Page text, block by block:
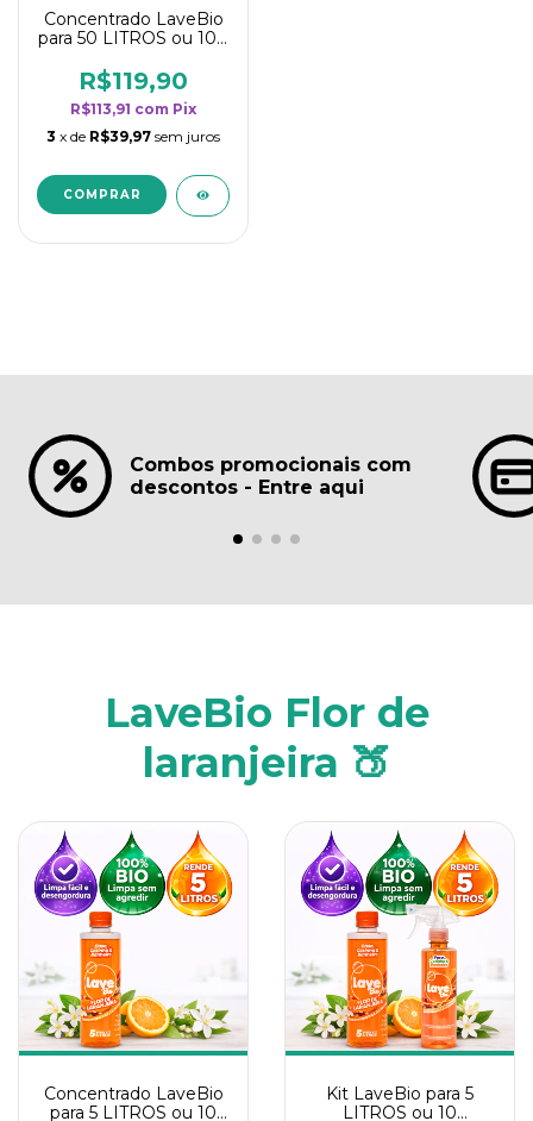
Concentrado LaveBio
para 50 LITROS ou 100
rendimento da
categoria - Lavanda
R$119,90
R$113,91 com Pix
3 x de R$39,97 sem juros
Combos promocionais com
descontos - Entre aqui
LaveBio Flor de
laranjeira 🍑
Concentrado LaveBio
para 5 LITROS ou 10
Kit LaveBio para 5
LITROS ou 10